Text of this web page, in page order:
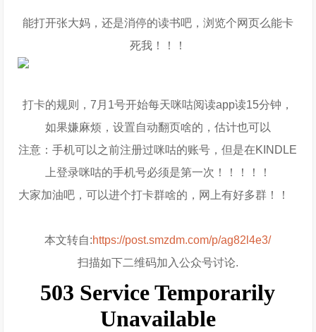
能打开张大妈，还是消停的读书吧，浏览个网页么能卡
死我！！！
打卡的规则，7月1号开始每天咪咕阅读app读15分钟 ，
如果嫌麻烦，设置自动翻页啥的，估计也可以
注意：手机可以之前注册过咪咕的账号，但是在KINDLE
上登录咪咕的手机号必须是第一次！！！！！
大家加油吧，可以进个打卡群啥的，网上有好多群！！
本文转自:https://post.smzdm.com/p/ag82l4e3/
扫描如下二维码加入公众号讨论.